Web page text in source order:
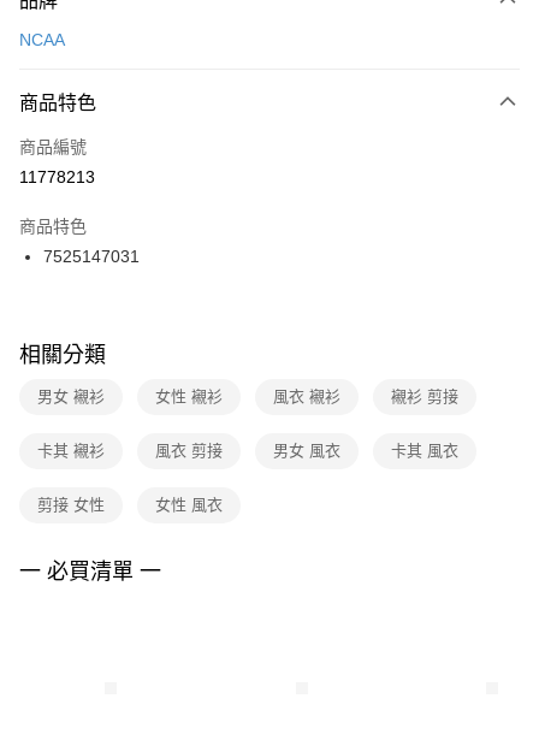
台灣樂天信用卡公司
便利好安心！
３．安心：先確認商品／服務後，再付款。
【「AFTEE先享後付」結帳流程】
１．於結帳方式選擇「AFTEE先享後付」後，將跳轉至「AFTEE先享後付」
２．訂單成立數日內，您將收到繳費通知簡訊。
３．收到繳費通知簡訊後14天內，點擊此簡訊中的連結，可透過四大超商／
ATM／網路銀行／等多元方式進行付款，方視為交易完成。
※ 交易是否成功請以「AFTEE先享後付 」之結帳頁面顯示為準，若有關於
是否繳費成功／繳費後需取消欲退款等相關疑問，請聯繫「AFTEE先享後付
客戶支援中心」
https://netprotections.freshdesk.com/support/home
１．透過由恩沛科技股份有限公司提供之「AFTEE先享後付」服務完成之交
權轉讓予恩沛科技股份有限公司。
３．未成年的使用者請事先徵得法定代理人或監護人之同意方可使用
「AFTEE先享後付」，若未經同意申辦者引起之損失，本公司不負相關責
運送方式
每筆NT$100，滿NT$1,500(含以上)免運費
宅配
每筆NT$100，滿NT$1,500(含以上)免運費
付款後門市自取
每筆NT$100，滿NT$1,500(含以上)免運費
NCAA
商品特色
商品編號
11778213
商品特色
7525147031
相關分類
男女 襯衫 女性 襯衫 風衣 襯衫 襯衫 剪接
卡其 襯衫 風衣 剪接 男女 風衣 卡其 風衣
剪接 女性 女性 風衣
一 必買清單 一